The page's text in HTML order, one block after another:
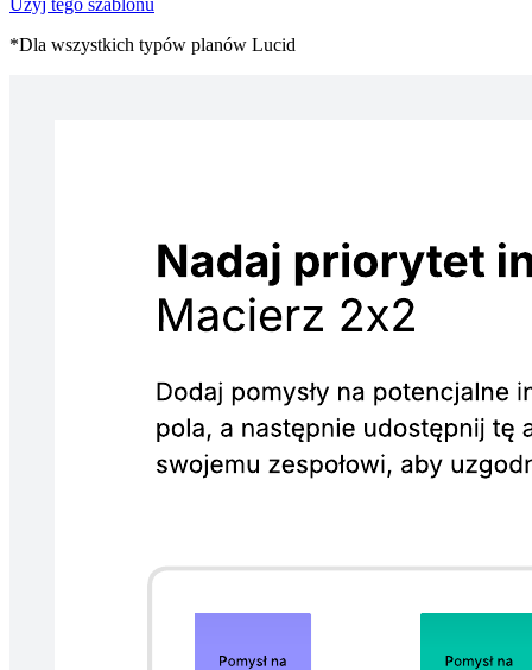
Użyj tego szablonu
*Dla wszystkich typów planów Lucid